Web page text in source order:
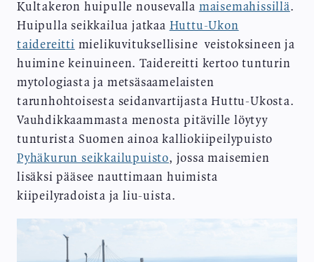
Kultakeron huipulle nousevalla maisemahissillä.
Huipulla seikkailua jatkaa Huttu-Ukon
taidereitti mielikuvituksellisine veistoksineen ja
huimine keinuineen. Taidereitti kertoo tunturin
mytologiasta ja metsäsaamelaisten
tarunhohtoisesta seidanvartijasta Huttu-Ukosta.
Vauhdikkaammasta menosta pitäville löytyy
tunturista Suomen ainoa kalliokiipeilypuisto
Pyhäkurun seikkailupuisto, jossa maisemien
lisäksi pääsee nauttimaan huimista
kiipeilyradoista ja liu-uista.